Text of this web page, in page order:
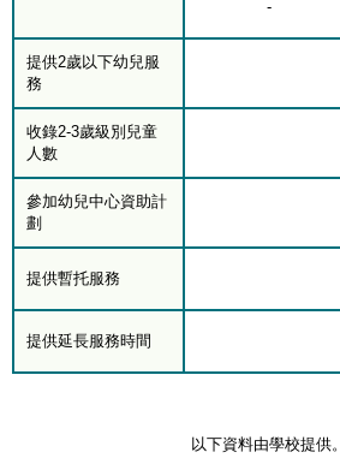
-
提供2歲以下幼兒服
務
收錄2-3歲級別兒童
人數
參加幼兒中心資助計
劃
提供暫托服務
提供延長服務時間
以下資料由學校提供。